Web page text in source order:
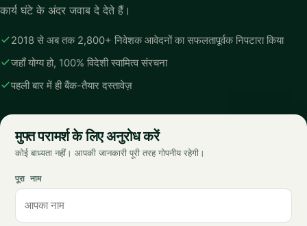
कार्य घंटे के अंदर जवाब दे देते हैं।
2018 से अब तक 2,800+ निवेशक आवेदनों का सफलतापूर्वक निपटारा किया
जहाँ योग्य हो, 100% विदेशी स्वामित्व संरचना
पहली बार में ही बैंक-तैयार दस्तावेज़
मुफ्त परामर्श के लिए अनुरोध करें
कोई बाध्यता नहीं। आपकी जानकारी पूरी तरह गोपनीय रहेगी।
पूरा नाम